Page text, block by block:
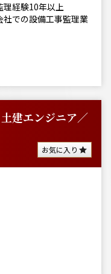
理経験10年以上
社での設備工事監理業
建エンジニア／
お気に入り